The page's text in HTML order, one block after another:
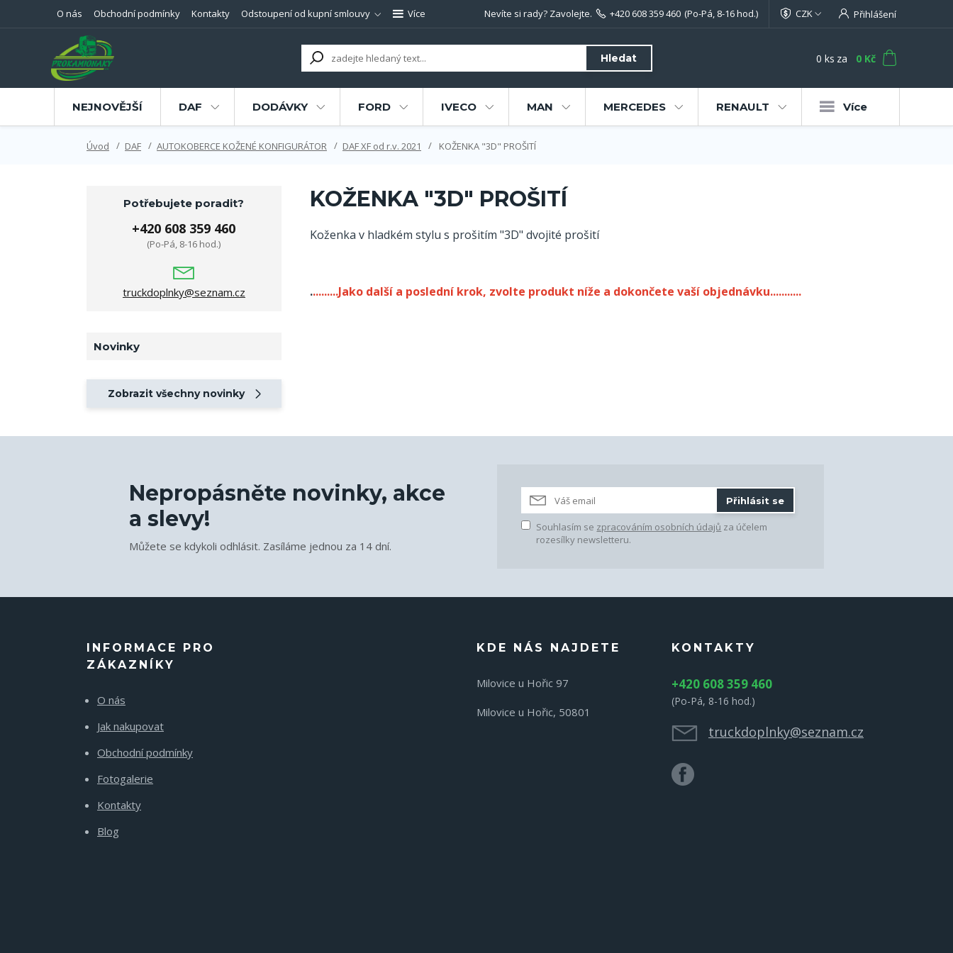
O nás Obchodní podmínky Kontakty Odstoupení od kupní smlouvy Více CZK Přihlášení
Hledat
Nevíte si rady? Zavolejte. +420 608 359 460 (Po-Pá, 8-16 hod.)
0 ks za 0 Kč
NEJNOVĚJŠÍ DAF DODÁVKY FORD IVECO MAN MERCEDES RENAULT Více
Úvod DAF AUTOKOBERCE KOŽENÉ KONFIGURÁTOR DAF XF od r.v. 2021 KOŽENKA "3D" PROŠITÍ
KOŽENKA "3D" PROŠITÍ
Koženka v hladkém stylu s prošitím "3D" dvojité prošití
..........Jako další a poslední krok, zvolte produkt níže a dokončete vaší objednávku...........
Potřebujete poradit?
+420 608 359 460
(Po-Pá, 8-16 hod.)
truckdoplnky@seznam.cz
Novinky
Zobrazit všechny novinky
Nepropásněte novinky, akce
a slevy!
Můžete se kdykoli odhlásit. Zasíláme jednou za 14 dní.
Přihlásit se
Souhlasím se zpracováním osobních údajů za účelem
rozesílky newsletteru.
INFORMACE PRO
ZÁKAZNÍKY
O nás
Jak nakupovat
Obchodní podmínky
Fotogalerie
Kontakty
Blog
KDE NÁS NAJDETE
Milovice u Hořic 97
Milovice u Hořic, 50801
KONTAKTY
+420 608 359 460
(Po-Pá, 8-16 hod.)
truckdoplnky@seznam.cz